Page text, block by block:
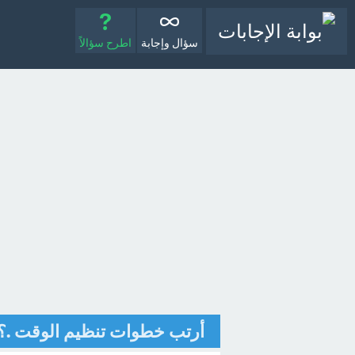
سؤال وإجابة اطرح سؤالاً
أرتب خطوات تنظيم الوقت